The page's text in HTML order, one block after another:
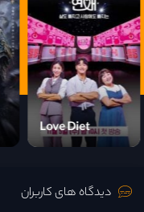
قسمت 26
قسمت 27
قسمت 28
Fate Chooses
You
دیدگاه های کاربران